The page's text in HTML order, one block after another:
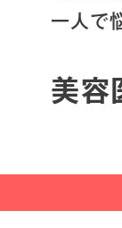
一人で
美容